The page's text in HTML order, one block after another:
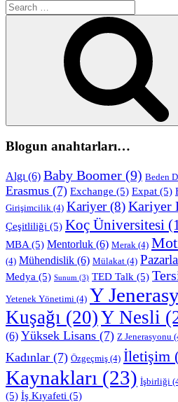
Search
for:
Blogun anahtarları…
Algı (6) Baby Boomer (9) Beden
Erasmus (7) Exchange (5) Expat (5)
Girişimcilik (4) Kariyer(8)Kariyer
Çeşitliliği (5) Koç Üniversitesi
MBA (5) Mentorluk (6) Merak (4)
(4) Mühendislik (6) Mülakat (4)
Medya (5) Sunum (3) TED Talk (5)
Yetenek Yönetimi (4) Y
Kuşağı (20)Y Nesli
(6) Yüksek Lisans (7) Z Jenerasyonu
Kadınlar (7) Özgeçmiş (4) İletişim
Kaynakları (23) İşbirliği
(5) İş Kıyafeti (5)